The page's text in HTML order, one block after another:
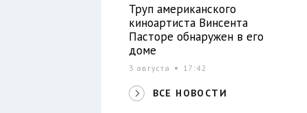
Труп американского
киноартиста Винсента
Пасторе обнаружен в его
доме
3 августа 17:42
ВСЕ НОВОСТИ